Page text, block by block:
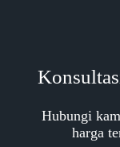
Hubungi
harga